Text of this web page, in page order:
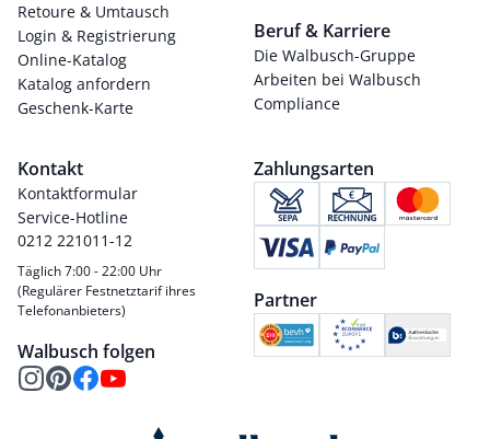
Retoure & Umtausch
Login & Registrierung
Online-Katalog
Katalog anfordern
Geschenk-Karte
Beruf & Karriere
Die Walbusch-Gruppe
Arbeiten bei Walbusch
Compliance
Kontakt
Kontaktformular
Service-Hotline
0212 221011-12
Täglich 7:00 - 22:00 Uhr
(Regulärer Festnetztarif ihres
Telefonanbieters)
Walbusch folgen
Zahlungsarten
Partner